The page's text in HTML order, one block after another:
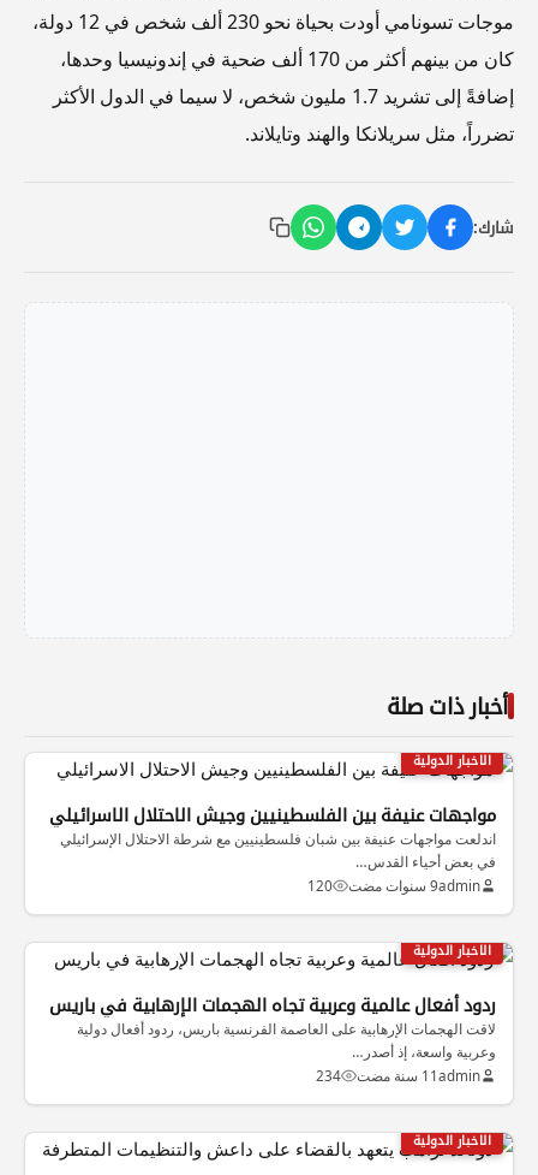
موجات تسونامي أودت بحياة نحو 230 ألف شخص في 12 دولة،
كان من بينهم أكثر من 170 ألف ضحية في إندونيسيا وحدها،
إضافةً إلى تشريد 1.7 مليون شخص، لا سيما في الدول الأكثر
تضرراً، مثل سريلانكا والهند وتايلاند.
شارك:
أخبار ذات صلة
الاخبار الدولية
مواجهات عنيفة بين الفلسطينيين وجيش الاحتلال الاسرائيلي
اندلعت مواجهات عنيفة بين شبان فلسطينيين مع شرطة الاحتلال الإسرائيلي
في بعض أحياء القدس…
admin9 سنوات مضت 120
الاخبار الدولية
ردود أفعال عالمية وعربية تجاه الهجمات الإرهابية في باريس
لاقت الهجمات الإرهابية على العاصمة الفرنسية باريس، ردود أفعال دولية
وعربية واسعة، إذ أصدر…
admin11 سنة مضت 234
الاخبار الدولية